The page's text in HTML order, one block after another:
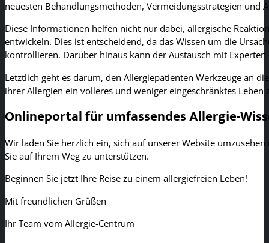
neuesten Behandlungsmethoden, Vermeidungsstrategien und
Diese Informationen helfen nicht nur dabei, allergische
entwickeln. Dies ist entscheidend, da das Wissen um die
kontrollieren. Darüber hinaus kann der Austausch mit
Letztlich geht es darum, den Allergiepatienten Werkzeuge an
ihrer Allergien ein volleres und weniger eingeschränktes Leben
Onlineportal für umfassendes Allergie-
Wir laden Sie herzlich ein, sich auf unserer Website
Sie auf Ihrem Weg zu unterstützen.
Beginnen Sie jetzt Ihre Reise zu einem allergiefreien Leben!
Mit freundlichen Grüßen
Ihr Team vom Allergie-Centrum